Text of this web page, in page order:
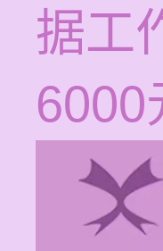
据工
6000